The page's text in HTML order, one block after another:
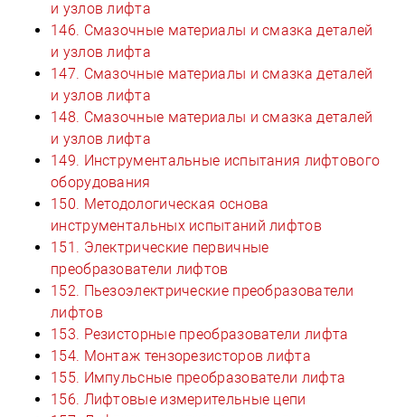
и узлов лифта
146. Смазочные материалы и смазка деталей
и узлов лифта
147. Смазочные материалы и смазка деталей
и узлов лифта
148. Смазочные материалы и смазка деталей
и узлов лифта
149. Инструментальные испытания лифтового
оборудования
150. Методологическая основа
инструментальных испытаний лифтов
151. Электрические первичные
преобразователи лифтов
152. Пьезоэлектрические преобразователи
лифтов
153. Резисторные преобразователи лифта
154. Монтаж тензорезисторов лифта
155. Импульсные преобразователи лифта
156. Лифтовые измерительные цепи